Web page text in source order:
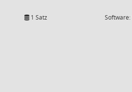
1 Satz Software: